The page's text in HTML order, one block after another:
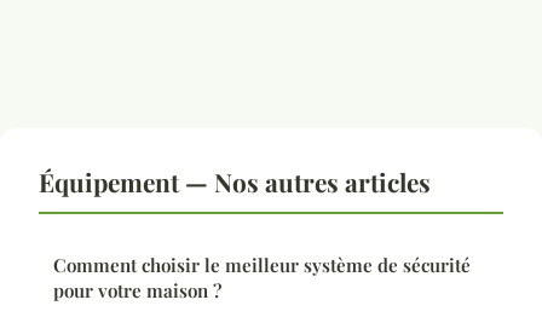
Équipement — Nos autres articles
Comment choisir le meilleur système de sécurité
pour votre maison ?